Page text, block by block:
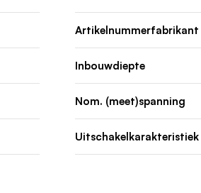
Artikelnummerfabrikant
Inbouwdiepte
Nom. (meet)spanning
Uitschakelkarakteristiek